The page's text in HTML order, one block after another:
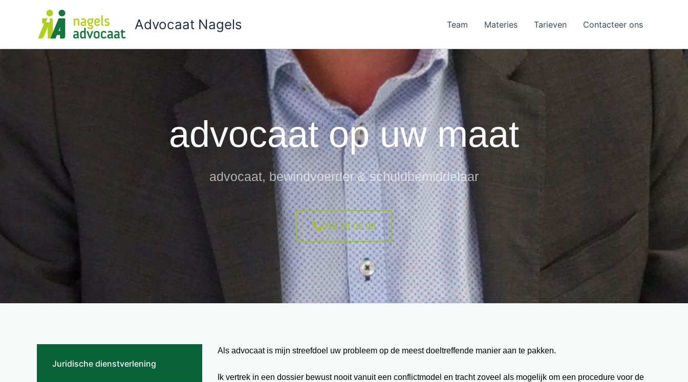
inhoud
Advocaat Nagels Team Materies Tarieven Contacteer ons
advocaat op uw maat
advocaat, bewindvoerder & schuldbemiddelaar
016 78 02 98
Juridische dienstverlening
Als advocaat is mijn streefdoel uw probleem op de meest doeltreffende manier aan te pakken.
Ik vertrek in een dossier bewust nooit vanuit een conflictmodel en tracht zoveel als mogelijk om een procedure voor de